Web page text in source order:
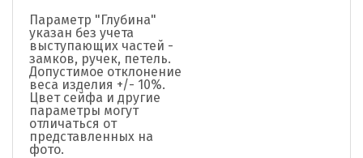
Параметр "Глубина"
указан без учета
выступающих частей -
замков, ручек, петель.
Допустимое отклонение
веса изделия +/- 10%.
Цвет сейфа и другие
параметры могут
отличаться от
представленных на
фото.